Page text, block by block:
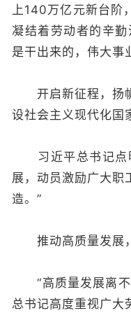
上140万亿元新台阶
凝结着劳动者的辛
是干出来的，伟大事
开启新征程，扬帆
设社会主义现代化国
习近平总书记点
展，动员激励广大职
造。”
推动高质量发展，
“高质量发展离不
总书记高度重视广大